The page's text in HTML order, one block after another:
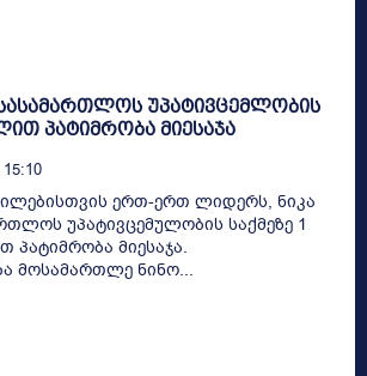
უპატივცემლობის
პატიმრობა მიესაჯა
ერთ-ერთ ლიდერს, ნიკა
უპატივცემულობის საქმეზე 1
მიესაჯა.
მოსამართლე ნინო...